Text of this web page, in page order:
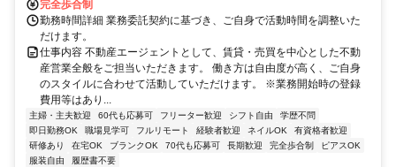
完全歩合制
勤務時間詳細 業務委託契約に基づき、ご自身で活動時間を調整いた
だけます。
仕事内容 不動産エージェントとして、賃貸・売買を中心とした不動
産営業全般をご担当いただきます。 働き方は自由度が高く、ご自身
のスタイルに合わせて活動していただけます。 ※業務開始時の登録
費用等はあり...
主婦・主夫歓迎 60代も応募可 フリーター歓迎 シフト自由
学歴不問
即日勤務OK
職場見学可 フルリモート 経験者歓迎 ネイルOK
有資格者歓迎
研修あり
在宅OK ブランクOK 70代も応募可 長期歓迎 完全歩合制
ピアスOK
服装自由
履歴書不要